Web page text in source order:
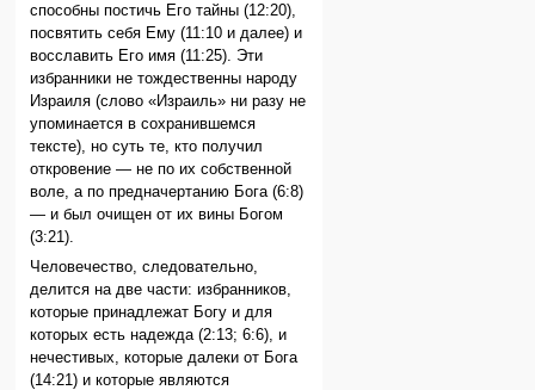
способны постичь Его тайны (12:20),
посвятить себя Ему (11:10 и далее) и
восславить Его имя (11:25). Эти
избранники не тождественны народу
Израиля (слово «Израиль» ни разу не
упоминается в сохранившемся
тексте), но суть те, кто получил
откровение — не по их собственной
воле, а по предначертанию Бога (6:8)
— и был очищен от их вины Богом
(3:21).
Человечество, следовательно,
делится на две части: избранников,
которые принадлежат Богу и для
которых есть надежда (2:13; 6:6), и
нечестивых, которые далеки от Бога
(14:21) и которые являются